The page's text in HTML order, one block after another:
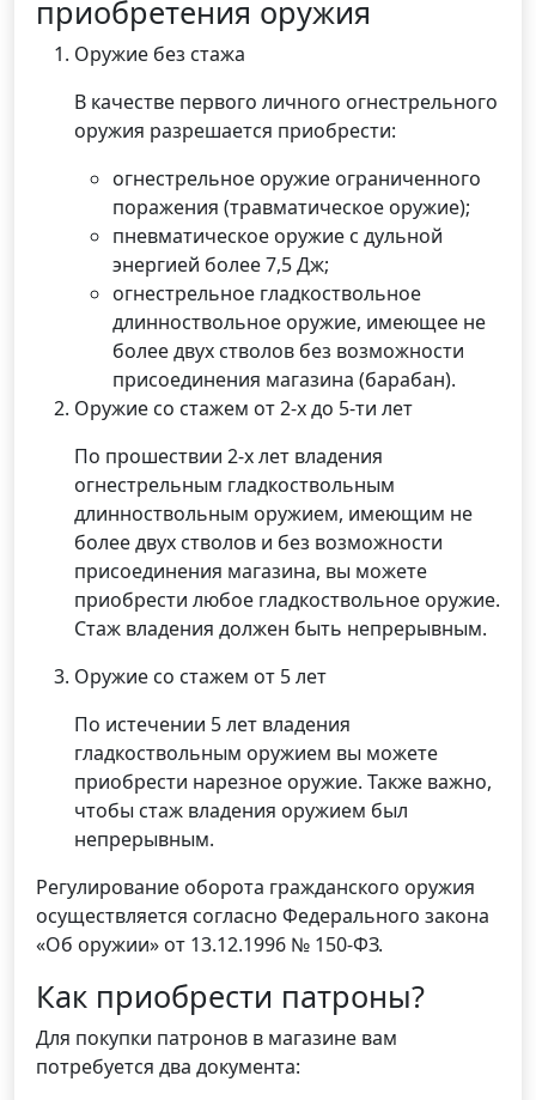
приобретения оружия
Оружие без стажа
В качестве первого личного огнестрельного
оружия разрешается приобрести:
огнестрельное оружие ограниченного
поражения (травматическое оружие);
пневматическое оружие с дульной
энергией более 7,5 Дж;
огнестрельное гладкоствольное
длинноствольное оружие, имеющее не
более двух стволов без возможности
присоединения магазина (барабан).
Оружие со стажем от 2-х до 5-ти лет
По прошествии 2-х лет владения
огнестрельным гладкоствольным
длинноствольным оружием, имеющим не
более двух стволов и без возможности
присоединения магазина, вы можете
приобрести любое гладкоствольное оружие.
Стаж владения должен быть непрерывным.
Оружие со стажем от 5 лет
По истечении 5 лет владения
гладкоствольным оружием вы можете
приобрести нарезное оружие. Также важно,
чтобы стаж владения оружием был
непрерывным.
Регулирование оборота гражданского оружия
осуществляется согласно Федерального закона
«Об оружии» от 13.12.1996 № 150-ФЗ.
Как приобрести патроны?
Для покупки патронов в магазине вам
потребуется два документа: